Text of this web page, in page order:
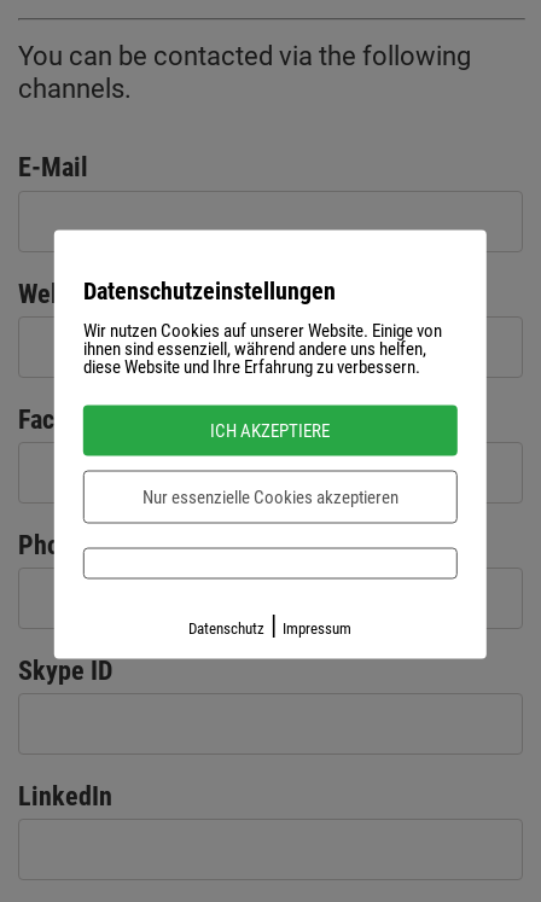
You can be contacted via the following
channels.
E-Mail
Website
Facebook Link
Phone number
Skype ID
LinkedIn
Datenschutzeinstellungen
Wir nutzen Cookies auf unserer Website. Einige von
ihnen sind essenziell, während andere uns helfen,
diese Website und Ihre Erfahrung zu verbessern.
ICH AKZEPTIERE
Nur essenzielle Cookies akzeptieren
Datenschutz | Impressum